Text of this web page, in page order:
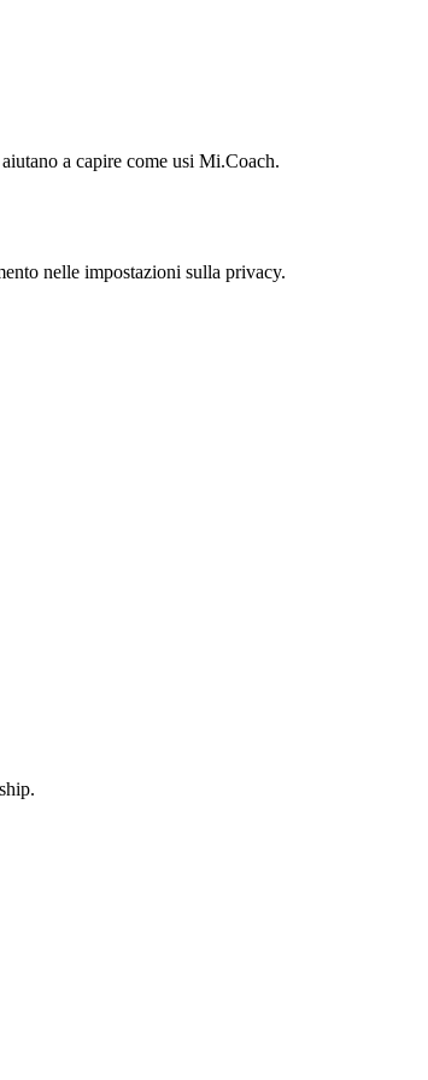
a capire come usi Mi.Coach.
nelle impostazioni sulla privacy.